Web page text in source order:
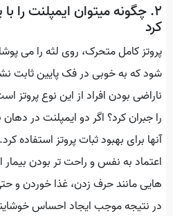
۲. چگونه میتوان ایمپلنت را
کرد
پروتز کامل متحرک، روی لثه را می
شود که به خوبی در فک پایین ثابت
ناراضی بودن افراد از این نوع
را جبران کرد؟ اگر دو ایمپلنت در دهان
آنها برای بهبود ثبات پروتز استفاده
اعتماد به نفس و راحت تر بودن بیمار
هایی مانند حرف زدن، غذا خوردن و
در نتیجه موجب ایجاد احساس